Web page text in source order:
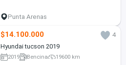
Punta Arenas
$14.100.000
4
Hyundai tucson 2019
2019 Bencina 19600 km